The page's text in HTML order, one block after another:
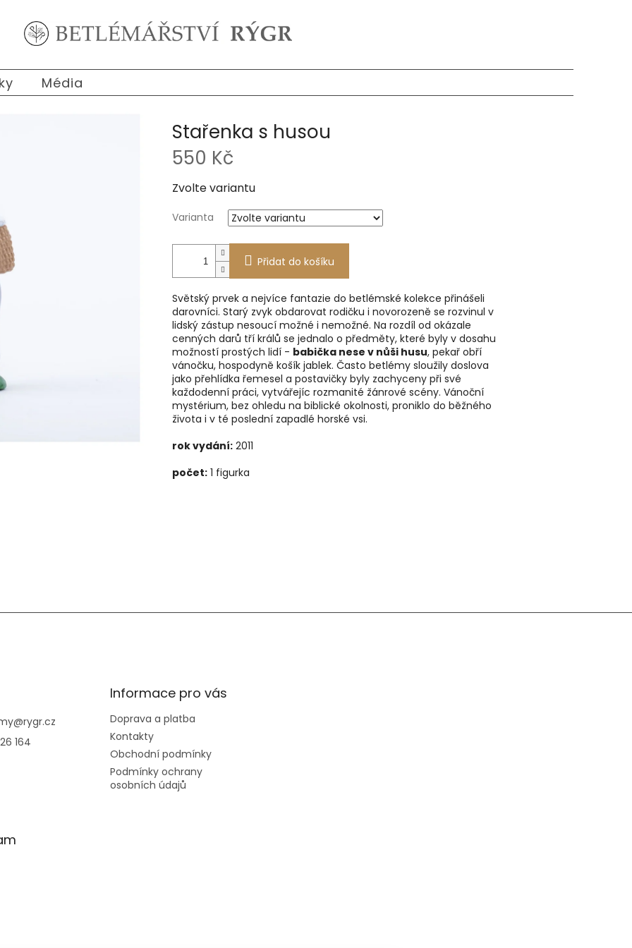
Média
Stařenka s husou
550 Kč
Měrná
cena:
Zvolte variantu
Varianta
Přidat do košíku
Světský prvek a nejvíce fantazie do betlémské kolekce přinášeli
darovníci. Starý zvyk obdarovat rodičku i novorozeně se rozvinul v
lidský zástup nesoucí možné i nemožné. Na rozdíl od okázale
cenných darů tří králů se jednalo o předměty, které byly v dosahu
možností prostých lidí - babička nese v nůši husu, pekař obří
vánočku, hospodyně košík jablek. Často betlémy sloužily doslova
jako přehlídka řemesel a postavičky byly zachyceny při své
každodenní práci, vytvářejíc rozmanité žánrové scény. Vánoční
mystérium, bez ohledu na biblické okolnosti, proniklo do běžného
života i v té poslední zapadlé horské vsi.
rok vydání: 2011
počet: 1 figurka
@rygr.cz
164
Informace pro vás
Doprava a platba
Kontakty
Obchodní podmínky
Podmínky ochrany
osobních údajů